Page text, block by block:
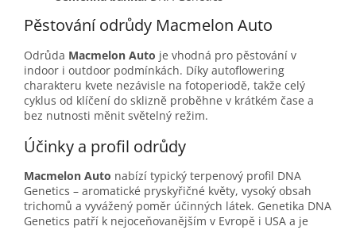
Pěstování odrůdy Macmelon Auto
Odrůda Macmelon Auto je vhodná pro pěstování v
indoor i outdoor podmínkách. Díky autoflowering
charakteru kvete nezávisle na fotoperiodě, takže celý
cyklus od klíčení do sklizně proběhne v krátkém čase a
bez nutnosti měnit světelný režim.
Účinky a profil odrůdy
Macmelon Auto nabízí typický terpenový profil DNA
Genetics – aromatické pryskyřičné květy, vysoký obsah
trichomů a vyvážený poměr účinných látek. Genetika DNA
Genetics patří k nejoceňovanějším v Evropě i USA a je